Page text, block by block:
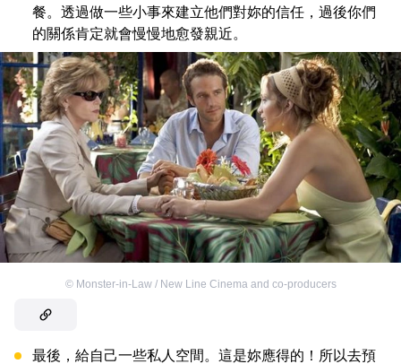
餐。透過做一些小事來建立他們對妳的信任，過後你們
的關係肯定就會慢慢地愈發親近。
© Monster-in-Law / New Line Cinema and co-producers
最後，給自己一些私人空間。這是妳應得的！所以去預